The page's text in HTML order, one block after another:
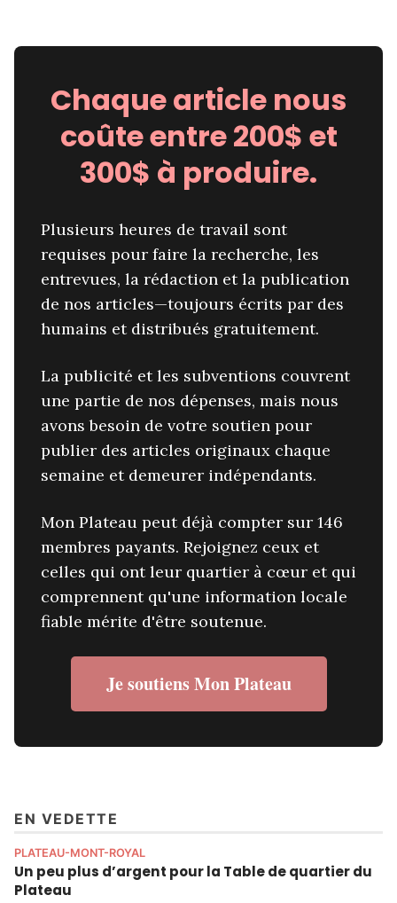
Chaque article nous
coûte entre 200$ et
300$ à produire.
Plusieurs heures de travail sont
requises pour faire la recherche, les
entrevues, la rédaction et la publication
de nos articles—toujours écrits par des
humains et distribués gratuitement.
La publicité et les subventions couvrent
une partie de nos dépenses, mais nous
avons besoin de votre soutien pour
publier des articles originaux chaque
semaine et demeurer indépendants.
Mon Plateau peut déjà compter sur 146
membres payants. Rejoignez ceux et
celles qui ont leur quartier à cœur et qui
comprennent qu'une information locale
fiable mérite d'être soutenue.
Je soutiens Mon Plateau
EN VEDETTE
PLATEAU-MONT-ROYAL
Un peu plus d’argent pour la Table de quartier du
Plateau